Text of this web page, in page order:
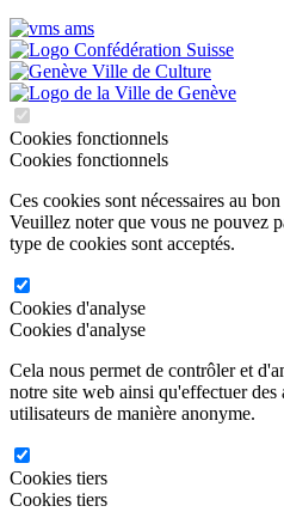
Cookies fonctionnels
Cookies fonctionnels
Ces cookies sont nécessaires au
Veuillez noter que vous ne pouvez
type de cookies sont acceptés.
Cookies d'analyse
Cookies d'analyse
Cela nous permet de contrôler et
notre site web ainsi qu'effectuer des
utilisateurs de manière anonyme.
Cookies tiers
Cookies tiers